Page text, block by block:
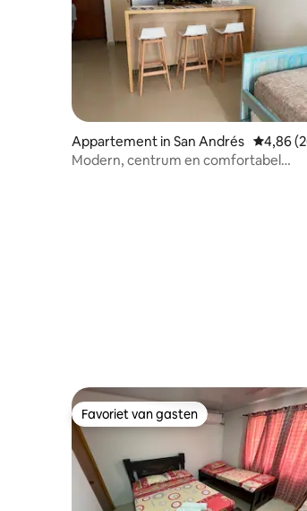
Appartement in San Andrés
4,86
Modern, centrum en comfortabel
Favoriet van gasten
Favoriet van gasten